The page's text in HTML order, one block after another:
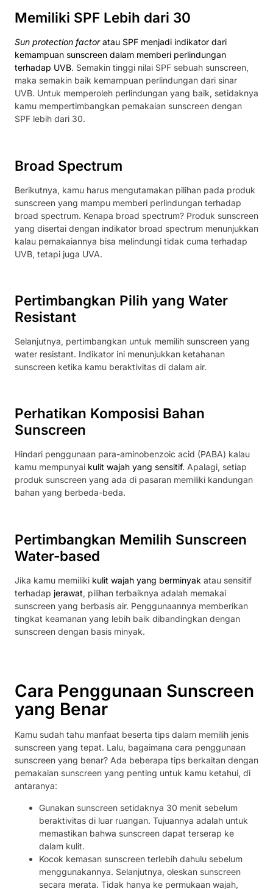
Memiliki SPF Lebih dari 30
Sun protection factoratau SPF menjadi indikator dari
kemampuan sunscreen dalam memberi perlindungan
terhadap UVB. Semakin tinggi nilai SPF sebuah sunscreen,
maka semakin baik kemampuan perlindungan dari sinar
UVB. Untuk memperoleh perlindungan yang baik, setidaknya
kamu mempertimbangkan pemakaian sunscreen dengan
SPF lebih dari 30.
Broad Spectrum
Berikutnya, kamu harus mengutamakan pilihan pada produk
sunscreen yang mampu memberi perlindungan terhadap
broad spectrum. Kenapa broad spectrum? Produk sunscreen
yang disertai dengan indikator broad spectrum menunjukkan
kalau pemakaiannya bisa melindungi tidak cuma terhadap
UVB, tetapi juga UVA.
Pertimbangkan Pilih yang Water
Resistant
Selanjutnya, pertimbangkan untuk memilih sunscreen yang
water resistant. Indikator ini menunjukkan ketahanan
sunscreen ketika kamu beraktivitas di dalam air.
Perhatikan Komposisi Bahan
Sunscreen
Hindari penggunaan para-aminobenzoic acid (PABA) kalau
kamu mempunyai kulit wajah yang sensitif. Apalagi, setiap
produk sunscreen yang ada di pasaran memiliki kandungan
bahan yang berbeda-beda.
Pertimbangkan Memilih Sunscreen
Water-based
Jika kamu memiliki kulit wajah yang berminyak atau sensitif
terhadap jerawat, pilihan terbaiknya adalah memakai
sunscreen yang berbasis air. Penggunaannya memberikan
tingkat keamanan yang lebih baik dibandingkan dengan
sunscreen dengan basis minyak.
Cara Penggunaan Sunscreen
yang Benar
Kamu sudah tahu manfaat beserta tips dalam memilih jenis
sunscreen yang tepat. Lalu, bagaimana cara penggunaan
sunscreen yang benar? Ada beberapa tips berkaitan dengan
pemakaian sunscreen yang penting untuk kamu ketahui, di
antaranya:
Gunakan sunscreen setidaknya 30 menit sebelum
beraktivitas di luar ruangan. Tujuannya adalah untuk
memastikan bahwa sunscreen dapat terserap ke
dalam kulit.
Kocok kemasan sunscreen terlebih dahulu sebelum
menggunakannya. Selanjutnya, oleskan sunscreen
secara merata. Tidak hanya ke permukaan wajah,